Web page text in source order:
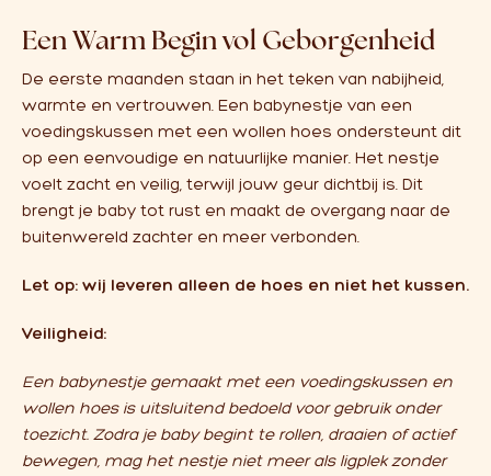
Een Warm Begin vol Geborgenheid
De eerste maanden staan in het teken van nabijheid,
warmte en vertrouwen. Een babynestje van een
voedingskussen met een wollen hoes ondersteunt dit
op een eenvoudige en natuurlijke manier. Het nestje
voelt zacht en veilig, terwijl jouw geur dichtbij is. Dit
brengt je baby tot rust en maakt de overgang naar de
buitenwereld zachter en meer verbonden.
Let op: wij leveren alleen de hoes en niet het kussen.
Veiligheid:
Een babynestje gemaakt met een voedingskussen en
wollen hoes is uitsluitend bedoeld voor gebruik onder
toezicht. Zodra je baby begint te rollen, draaien of actief
bewegen, mag het nestje niet meer als ligplek zonder